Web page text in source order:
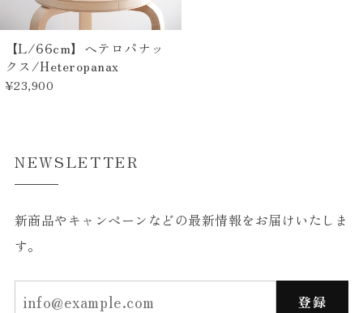
【L/66cm】ヘテロパナッ
クス/Heteropanax
¥23,900
NEWSLETTER
新商品やキャンペーンなどの最新情報をお届けいたしま
す。
登録